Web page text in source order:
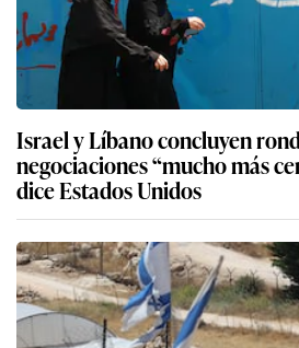
Israel y Líbano concluyen
negociaciones “mucho más
dice Estados Unidos